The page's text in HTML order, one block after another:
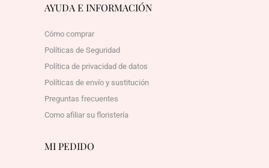
AYUDA E INFORMACIÓN
Cómo comprar
Políticas de Seguridad
Política de privacidad de datos
Políticas de envío y sustitución
Preguntas frecuentes
Como afiliar su floristería
MI PEDIDO